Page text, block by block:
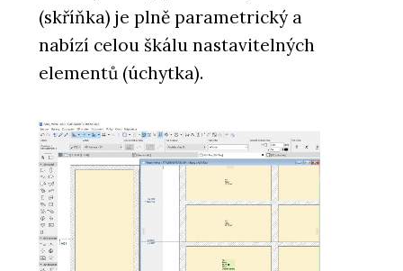
(skříňka) je plně parametrický a
nabízí celou škálu nastavitelných
elementů (úchytka).